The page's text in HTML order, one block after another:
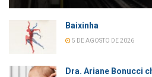
Baixinha
5 DE AGOSTO DE 2026
Dra. Ariane Bonucci